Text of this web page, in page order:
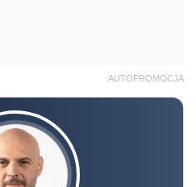
AUTOPROMOCJA